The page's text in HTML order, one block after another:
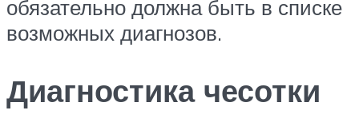
обязательно должна быть в списке
возможных диагнозов.
Диагностика чесотки